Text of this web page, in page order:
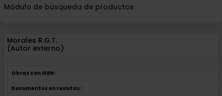
Módulo de búsqueda de productos
Morales R.G.T.
(Autor externo)
Obras con ISBN:
Documentos en revistas: